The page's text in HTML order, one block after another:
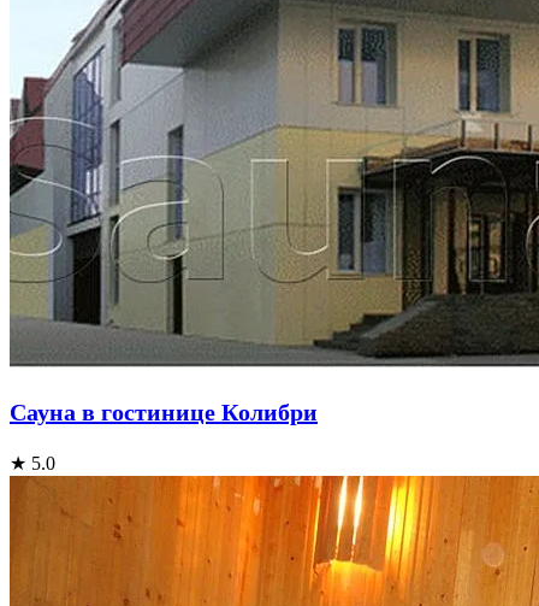
Сауна в гостинице Колибри
★ 5.0